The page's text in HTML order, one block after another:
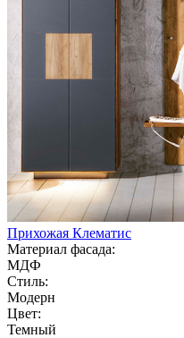
Прихожая Клематис
Материал фасада:
МДФ
Стиль:
Модерн
Цвет:
Темный